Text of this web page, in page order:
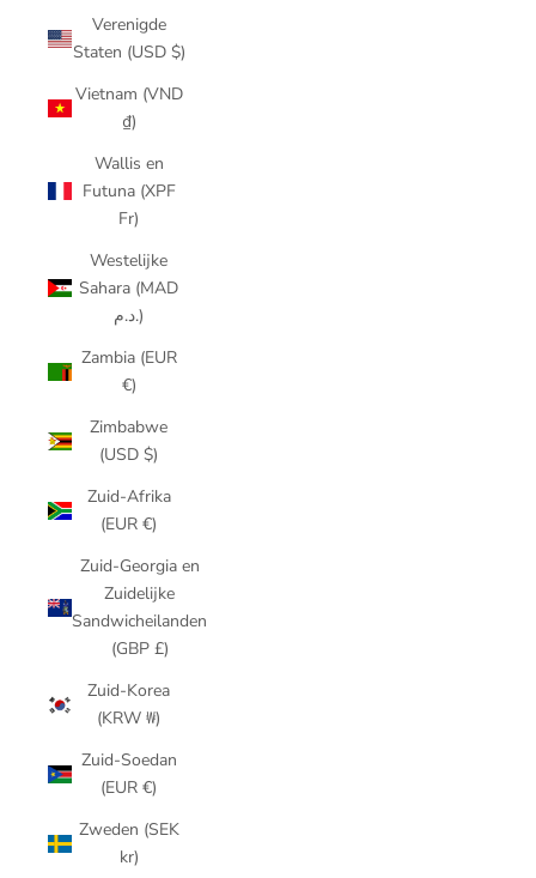
Verenigde
Staten (USD $)
Vietnam (VND
₫)
Wallis en
Futuna (XPF
Fr)
Westelijke
Sahara (MAD
د.م.)
Zambia (EUR
€)
Zimbabwe
(USD $)
Zuid-Afrika
(EUR €)
Zuid-Georgia en
Zuidelijke
Sandwicheilanden
(GBP £)
Zuid-Korea
(KRW ₩)
Zuid-Soedan
(EUR €)
Zweden (SEK
kr)